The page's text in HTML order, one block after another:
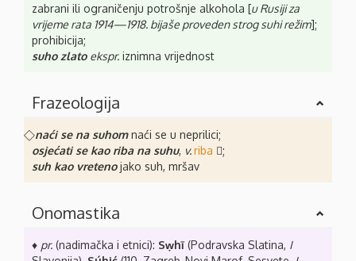
zabrani ili ograničenju potrošnje alkohola [u Rusiji za
vrijeme rata 1914—1918. bijaše proveden strog suhi režim];
prohibicija;
suho zlato ekspr. iznimna vrijednost
Frazeologija
⃟naći se na suhomnaći se u neprilici;
osjećati se kao riba na suhu, v.riba ⃟;
suh kao vretenojako suh, mršav
Onomastika
♦ pr. (nadimačka i etnici): Sẉhī (Podravska Slatina, I